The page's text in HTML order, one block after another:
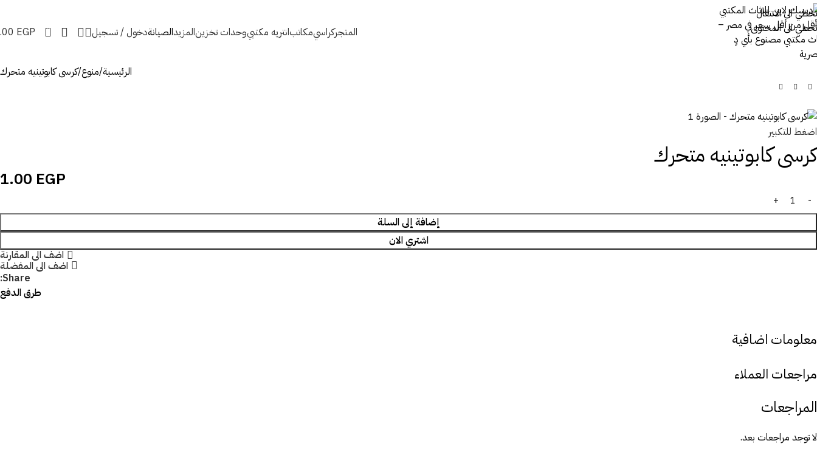
تخطي الى الانتقال
تخطي الى المحتوى
المتجركراسيمكاتبانتريه مكتبيوحدات تخزينالمزيدالصيانةدخول / تسجيل 0
EGP
الرئيسية منوع كرسى كابوتينيه متحرك
اضغط للتكبير
كرسى كابوتينيه متحرك
1.00 EGP
إضافة إلى السلة
اشتري الان
اضف الى المقارنة
اضف الى المفضلة
Share:
طرق الدفع
معلومات اضافية
مراجعات العملاء
المراجعات
لا توجد مراجعات بعد.